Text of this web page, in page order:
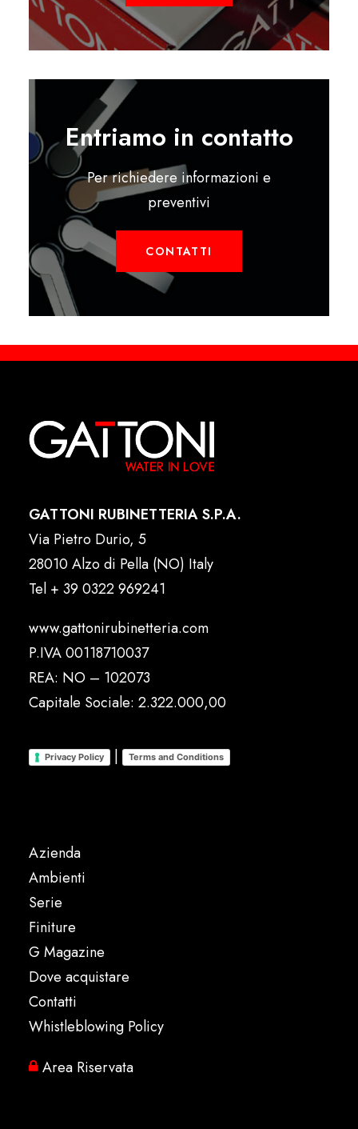
Entriamo in contatto
Per richiedere informazioni e
preventivi
CONTATTI
GATTONI RUBINETTERIA S.P.A.
Via Pietro Durio, 5
28010 Alzo di Pella (NO) Italy
Tel + 39 0322 969241
www.gattonirubinetteria.com
P.IVA 00118710037
REA: NO – 102073
Capitale Sociale: 2.322.000,00
Privacy Policy | Terms and Conditions
Azienda
Ambienti
Serie
Finiture
G Magazine
Dove acquistare
Contatti
Whistleblowing Policy
Area Riservata